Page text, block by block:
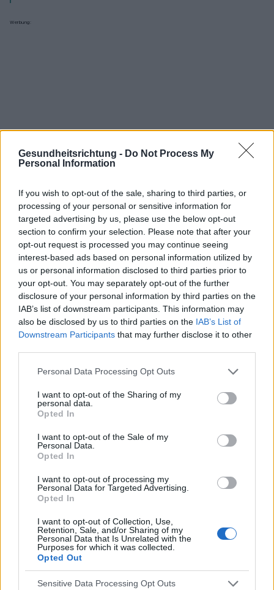
Gesundheitsrichtung - Do Not Process My
Personal Information
If you wish to opt-out of the sale, sharing to third parties, or
processing of your personal or sensitive information for
targeted advertising by us, please use the below opt-out
section to confirm your selection. Please note that after your
opt-out request is processed you may continue seeing
interest-based ads based on personal information utilized by
us or personal information disclosed to third parties prior to
your opt-out. You may separately opt-out of the further
disclosure of your personal information by third parties on the
IAB’s list of downstream participants. This information may
also be disclosed by us to third parties on the IAB’s List of
Downstream Participants that may further disclose it to other
Please note that this website/app uses one or more Google
not limited to your visit or usage behaviour. You may click to
grant or deny consent to Google and its third-party tags to
use your data for below specified purposes in below Google
consent section.
Personal Data Processing Opt Outs
I want to opt-out of the Sharing of my
personal data.
Opted In
I want to opt-out of the Sale of my
Personal Data.
Opted In
I want to opt-out of processing my
Personal Data for Targeted Advertising.
Opted In
I want to opt-out of Collection, Use,
Retention, Sale, and/or Sharing of my
Personal Data that Is Unrelated with the
Purposes for which it was collected.
Opted Out
Sensitive Data Processing Opt Outs
Werbung:
Interessant? Teilen sie es auf Facebook!
Möchten Sie auf dem Laufenden bleiben?
Folgen Sie uns auf
Goo
News
ZUGEHÖRIG
Themen Achtsamkeit Entspannungstechniken
Ergänzungen Geistige-gesundheit Gesund-ernähren
Hobby Interessen Körperliche betätigung Kräuter
Meditation
Psychologische unterstützung Schlafen
Stimmungsaufhellung
Zwischenmenschliche beziehungen
polskim
Die Inhalte und Materialien auf dieser Website dienen nur zu